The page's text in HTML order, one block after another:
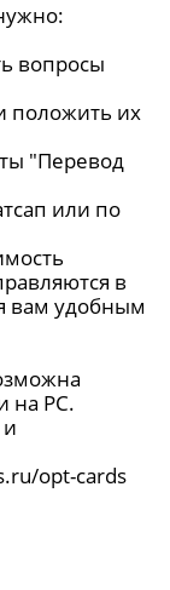
вопросы
положить их
"Перевод
или по
в
вам удобным
на РС.
opt-cards